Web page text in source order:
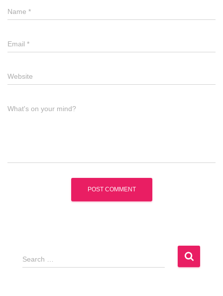
Name *
Email *
Website
What's on your mind?
S
e
Search …